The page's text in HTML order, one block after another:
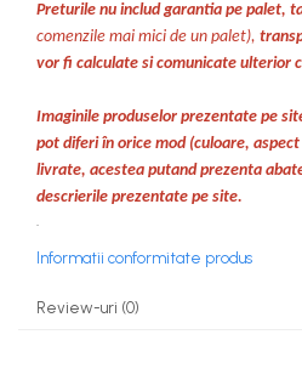
Preturile nu includ garantia pe palet,
comenzile mai mici de un palet),
vor fi calculate si comunicate ulterior
Imaginile produselor prezentate pe
pot diferi în orice mod (culoare,
livrate, acestea putand prezenta
descrierile prezentate pe site.
.
Informatii conformitate produs
Review-uri (0)